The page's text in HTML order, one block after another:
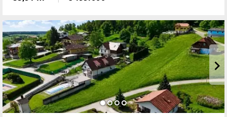
Stadtgebietes. Umgeben von bewaldeten Hügeln